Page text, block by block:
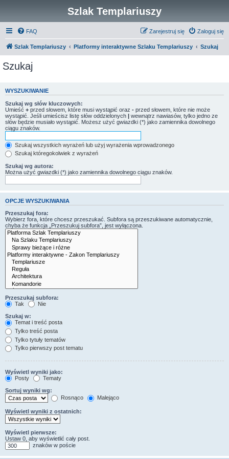
Szlak Templariuszy
FAQ Zaloguj się
Zarejestruj się
Szlak Templariuszy Platformy interaktywne Szlaku Templariuszy Szukaj
Szukaj
WYSZUKIWANIE
Szukaj wg słów kluczowych:
Umieść + przed słowem, które musi wystąpić oraz - przed słowem, które nie może
wystąpić. Jeśli umieścisz listę słów oddzielonych | wewnątrz nawiasów, tylko jedno ze
słów będzie musiało wystąpić. Możesz użyć gwiazdki (*) jako zamiennika dowolnego
ciągu znaków.
Szukaj wszystkich wyrażeń lub użyj wyrażenia wprowadzonego
Szukaj któregokolwiek z wyrażeń
Szukaj wg autora:
Można użyć gwiazdki (*) jako zamiennika dowolnego ciągu znaków.
OPCJE WYSZUKIWANIA
Przeszukaj fora:
Wybierz fora, które chcesz przeszukać. Subfora są przeszukiwane automatycznie,
chyba że funkcja „Przeszukuj subfora”, jest wyłączona.
Przeszukaj subfora:
Tak
Nie
Szukaj w:
Temat i treść posta
Tylko treść posta
Tylko tytuły tematów
Tylko pierwszy post tematu
Wyświetl wyniki jako:
Posty
Tematy
Sortuj wyniki wg:
Rosnąco
Malejąco
Wyświetl wyniki z ostatnich:
Wyświetl pierwsze:
Ustaw 0, aby wyświetlić cały post.
znaków w poście